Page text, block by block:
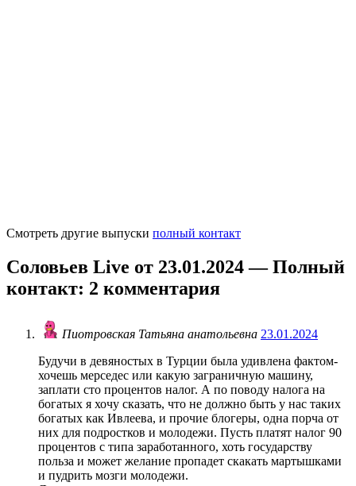
Смотреть другие выпуски полный контакт
Соловьев Live от 23.01.2024 — Полный
контакт: 2 комментария
Пиотровская Татьяна анатольевна 23.01.2024
Будучи в девяностых в Турции была удивлена фактом-
хочешь мерседес или какую заграничную машину,
заплати сто процентов налог. А по поводу налога на
богатых я хочу сказать, что не должно быть у нас таких
богатых как Ивлеева, и прочие блогеры, одна порча от
них для подростков и молодежи. Пусть платят налог 90
процентов с типа заработанного, хоть государству
польза и может желание пропадет скакать мартышками
и пудрить мозги молодежи.